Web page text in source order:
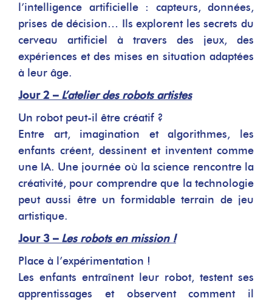
l’intelligence artificielle : capteurs, données,
prises de décision… Ils explorent les secrets du
cerveau artificiel à travers des jeux, des
expériences et des mises en situation adaptées
à leur âge.
Jour 2 – L’atelier des robots artistes
Un robot peut-il être créatif ?
Entre art, imagination et algorithmes, les
enfants créent, dessinent et inventent comme
une IA. Une journée où la science rencontre la
créativité, pour comprendre que la technologie
peut aussi être un formidable terrain de jeu
artistique.
Jour 3 – Les robots en mission !
Place à l’expérimentation !
Les enfants entraînent leur robot, testent ses
apprentissages et observent comment il